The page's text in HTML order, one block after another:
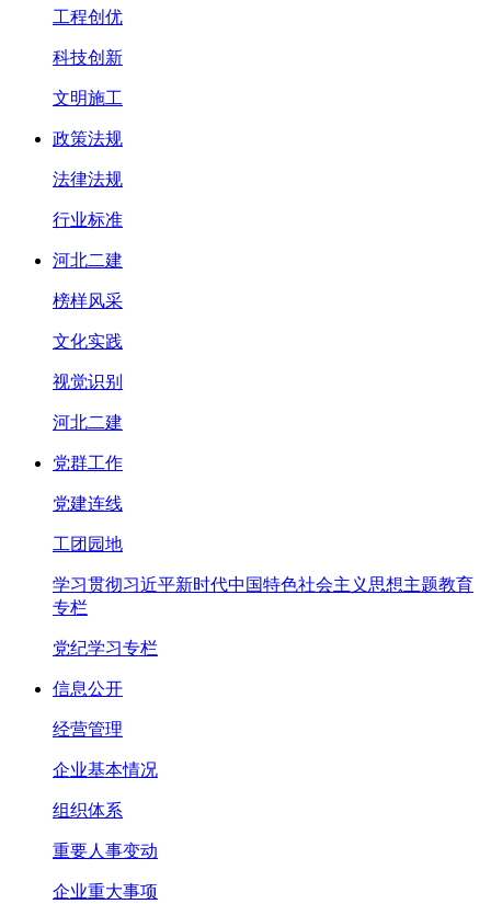
工程创优
科技创新
文明施工
政策法规
法律法规
行业标准
河北二建
榜样风采
文化实践
视觉识别
河北二建
党群工作
党建连线
工团园地
学习贯彻习近平新时代中国特色社会主义思想主题教育
专栏
党纪学习专栏
信息公开
经营管理
企业基本情况
组织体系
重要人事变动
企业重大事项